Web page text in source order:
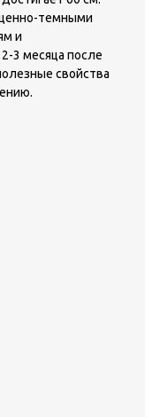
темными
и
3 месяца после
свойства